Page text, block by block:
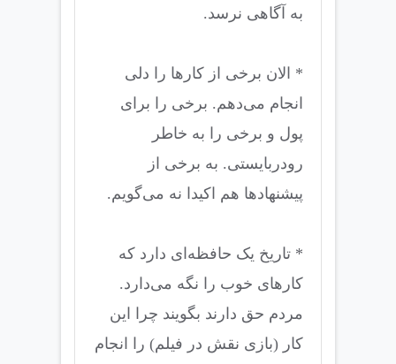
به آگاهی نرسد.
* الان برخی از کارها را دلی
انجام می‌دهم. برخی را برای
پول و برخی را به خاطر
رودربایستی. به برخی از
پیشنهادها هم اکیدا نه می‌گویم.
* تاریخ یک حافظه‌ای دارد که
کارهای خوب را نگه می‌دارد.
مردم حق دارند بگویند چرا این
کار (بازی نقش در فیلم) را انجام